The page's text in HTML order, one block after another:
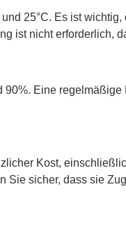
25°C. Es ist
ist nicht erforderlich,
Eine
Kost,
sicher, dass sie